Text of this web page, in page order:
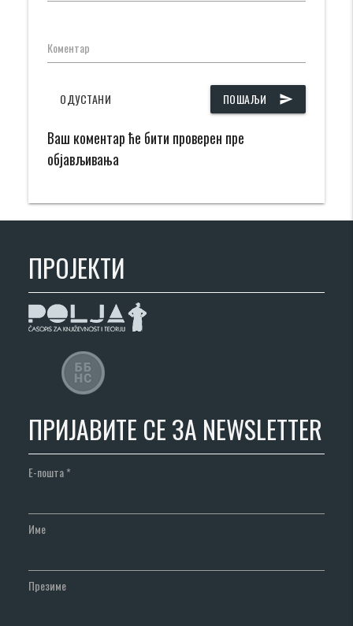
Коментар
ПОШАЉИ send
ОДУСТАНИ
Ваш коментар ће бити проверен пре
објављивања
ПРОЈЕКТИ
ПРИЈАВИТЕ СЕ ЗА NEWSLETTER
Е-пошта*
Име
Презиме